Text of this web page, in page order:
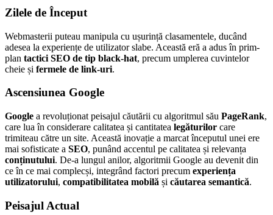
Zilele de Început
Webmasterii puteau manipula cu ușurință clasamentele, ducând
adesea la experiențe de utilizator slabe. Această eră a adus în prim-
plan tactici SEO de tip black-hat, precum umplerea cuvintelor
cheie și fermele de link-uri.
Ascensiunea Google
Google a revoluționat peisajul căutării cu algoritmul său PageRank,
care lua în considerare calitatea și cantitatea legăturilor care
trimiteau către un site. Această inovație a marcat începutul unei ere
mai sofisticate a SEO, punând accentul pe calitatea și relevanța
conținutului. De-a lungul anilor, algoritmii Google au devenit din
ce în ce mai complecși, integrând factori precum experiența
utilizatorului, compatibilitatea mobilă și căutarea semantică.
Peisajul Actual